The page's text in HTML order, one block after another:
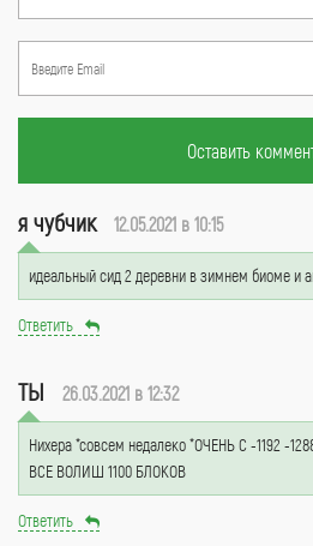
Оставить
я чубчик 12.05.2021 в 10:15
идеальный сид 2 деревни в зимнем биоме и
Ответить
ТЫ 26.03.2021 в 12:32
Нихера *совсем недалеко *ОЧЕНЬ С -1192 -
ВСЕ ВОЛИШ 1100 БЛОКОВ
Ответить